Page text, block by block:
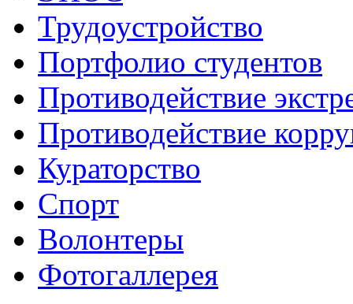
Трудоустройство
Портфолио студентов
Противодействие
Противодействие
Кураторство
Спорт
Волонтеры
Фотогаллерея